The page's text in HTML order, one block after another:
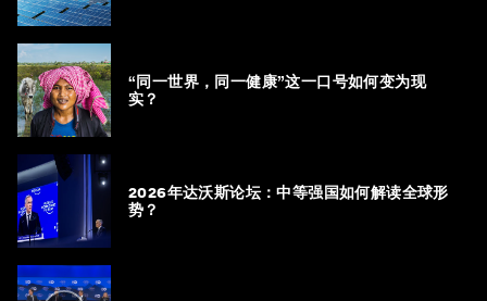
“同一世界，同一健康”这一口号如何变为现
实？
2026年达沃斯论坛：中等强国如何解读全球形
势？